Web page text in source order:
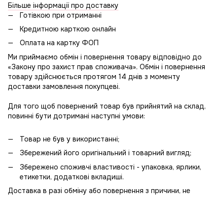
Більше інформації про доставку
Готівкою при отриманні
Кредитною карткою онлайн
Оплата на картку ФОП
Ми приймаємо обмін і повернення товару відповідно до
«Закону про захист прав споживача». Обмін і повернення
товару здійснюється протягом 14 днів з моменту
доставки замовлення покупцеві.
Для того щоб повернений товар був прийнятий на склад,
повинні бути дотримані наступні умови:
Товар не був у використанні;
Збережений його оригінальний і товарний вигляд;
Збережено споживчі властивості - упаковка, ярлики,
етикетки, додаткові вкладиші.
Доставка в разі обміну або повернення з причини, не